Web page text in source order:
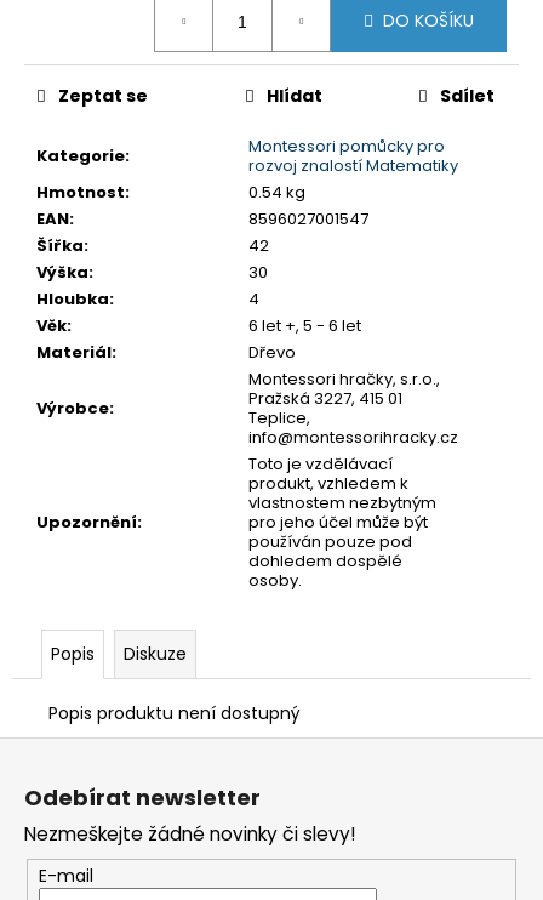
DO KOŠÍKU
Kategorie:
Montessori pomůcky pro
rozvoj znalostí Matematiky
Hmotnost:
0.54 kg
EAN:
8596027001547
Šířka:
42
Výška:
30
Hloubka:
4
Věk:
6 let +, 5 - 6 let
Materiál: Dřevo
Výrobce:
Montessori hračky, s.r.o.,
Pražská 3227, 415 01
Teplice,
info@montessorihracky.cz
Upozornění:
Toto je vzdělávací
produkt, vzhledem k
vlastnostem nezbytným
pro jeho účel může být
používán pouze pod
dohledem dospělé
osoby.
Zeptat se Hlídat Sdílet
Popis Diskuze
Popis produktu není dostupný
u
m
e
MONTESSORI
DRŽÁK
NA
TŘI
TUŽKY
Z
Odebírat newsletter
Nezmeškejte žádné novinky či slevy!
E-mail